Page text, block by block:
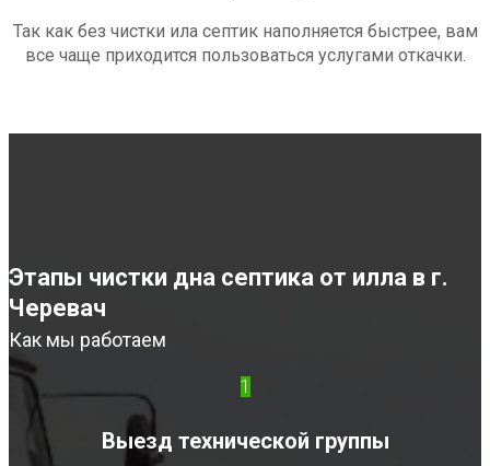
Так как без чистки ила септик наполняется быстрее, вам
все чаще приходится пользоваться услугами откачки.
Этапы чистки дна септика от илла в г.
Черевач
Как мы работаем
1
Выезд технической группы